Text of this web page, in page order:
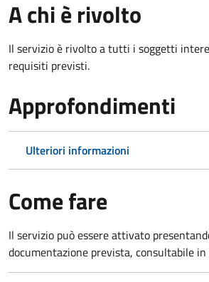
A chi è rivolto
Il servizio è rivolto a tutti i soggetti
requisiti previsti.
Approfondimenti
Ulteriori informazioni
Come fare
Il servizio può essere attivato
documentazione prevista, consultabile in